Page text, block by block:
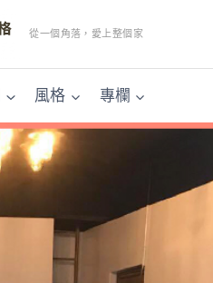
從一個角落，愛上整個家
風格 專欄